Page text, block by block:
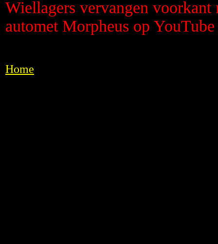
Wiellagers vervangen voorkant
automet Morpheus op YouTube
Home